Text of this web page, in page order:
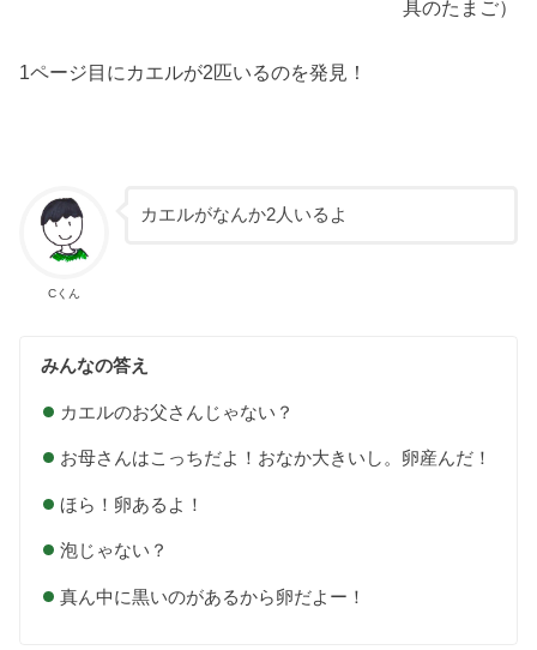
具のたまご）
1ページ目にカエルが2匹いるのを発見！
Cくん
カエルがなんか2人いるよ
みんなの答え
カエルのお父さんじゃない？
お母さんはこっちだよ！おなか大きいし。卵産んだ！
ほら！卵あるよ！
泡じゃない？
真ん中に黒いのがあるから卵だよー！